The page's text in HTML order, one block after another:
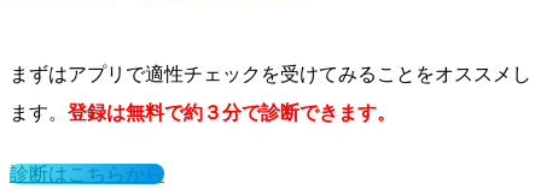
まずはアプリで適性チェックを受けてみることをオススメし
ます。 登録は無料で約３分で診断できます。
診断はこちらから